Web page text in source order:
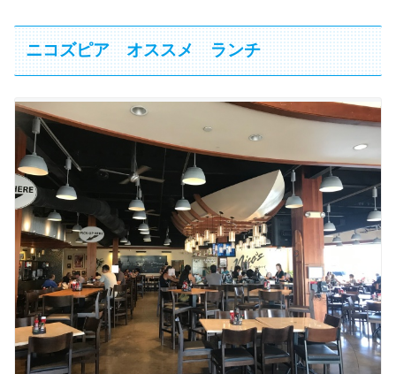
ニコズピア オススメ ランチ